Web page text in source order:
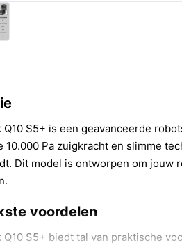
Q10 S5+ is een geavanceerde
10.000 Pa zuigkracht en slimme
Dit model is ontworpen om jouw
voordelen
Q10 S5+ biedt tal van praktische